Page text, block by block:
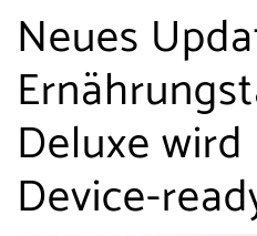
Neues
Deluxe
Device-